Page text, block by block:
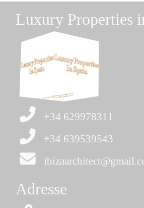
Luxury Properties
+34 629978311
+34 639539543
Adresse